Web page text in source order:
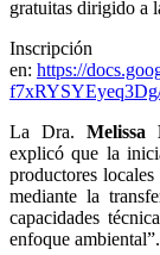
gratuitas dirigido a
Inscripción
en: https://
La Dra.Melissa
explicó que la
productores
mediante la
capacidades
enfoque ambiental”.